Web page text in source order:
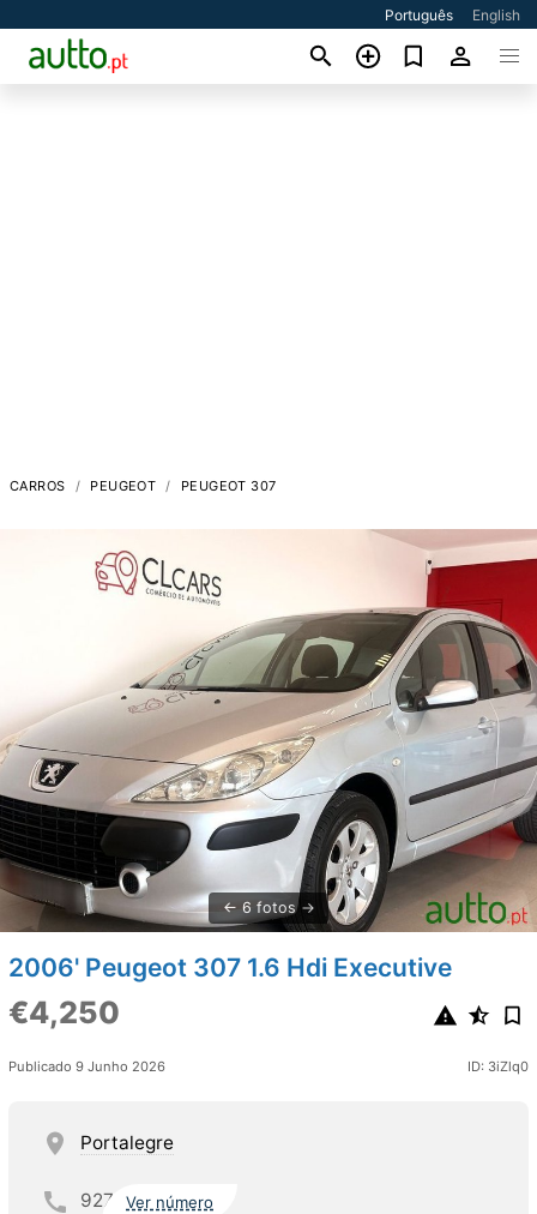
Português English
CARROS PEUGEOT PEUGEOT 307
6 fotos
2006' Peugeot 307 1.6 Hdi Executive
€4,250
Publicado 9 Junho 2026 ID: 3iZlq0
Portalegre
927 Ver número